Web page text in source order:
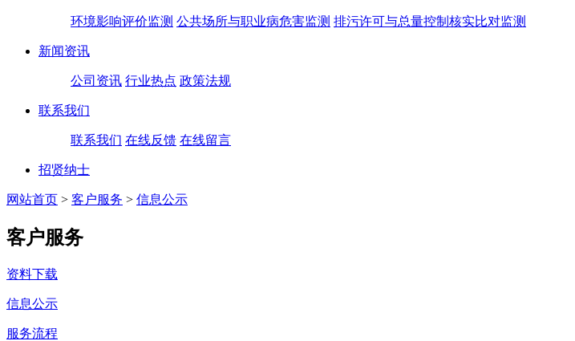
环境影响评价监测 公共场所与职业病危害监测 排污许可与总量控制核实比对监测
新闻资讯
公司资讯 行业热点 政策法规
联系我们
联系我们 在线反馈 在线留言
招贤纳士
网站首页 > 客户服务 > 信息公示
客户服务
资料下载
信息公示
服务流程